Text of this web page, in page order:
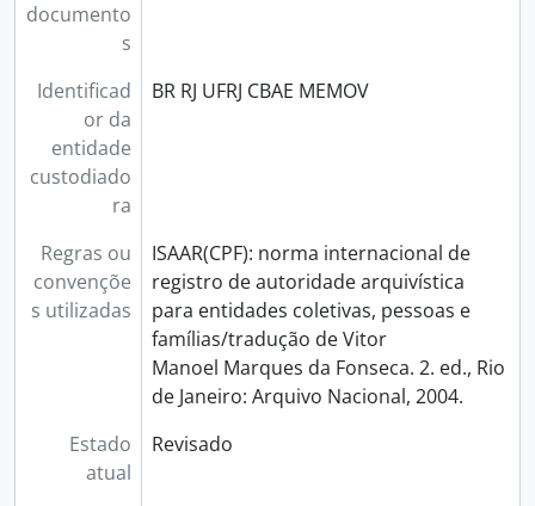
documento
s
Identificad
or da
entidade
custodiado
ra
BR RJ UFRJ CBAE MEMOV
Regras ou
convençõe
s utilizadas
ISAAR(CPF): norma internacional de
registro de autoridade arquivística
para entidades coletivas, pessoas e
famílias/tradução de Vitor
Manoel Marques da Fonseca. 2. ed., Rio
de Janeiro: Arquivo Nacional, 2004.
Estado
atual
Revisado